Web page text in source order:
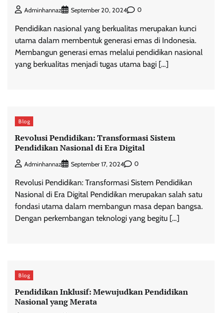
Adminhannaz September 20, 2024 0
Pendidikan nasional yang berkualitas merupakan kunci
utama dalam membentuk generasi emas di Indonesia.
Membangun generasi emas melalui pendidikan nasional
yang berkualitas menjadi tugas utama bagi […]
Blog
Revolusi Pendidikan: Transformasi Sistem
Pendidikan Nasional di Era Digital
Adminhannaz September 17, 2024 0
Revolusi Pendidikan: Transformasi Sistem Pendidikan
Nasional di Era Digital Pendidikan merupakan salah satu
fondasi utama dalam membangun masa depan bangsa.
Dengan perkembangan teknologi yang begitu […]
Blog
Pendidikan Inklusif: Mewujudkan Pendidikan
Nasional yang Merata